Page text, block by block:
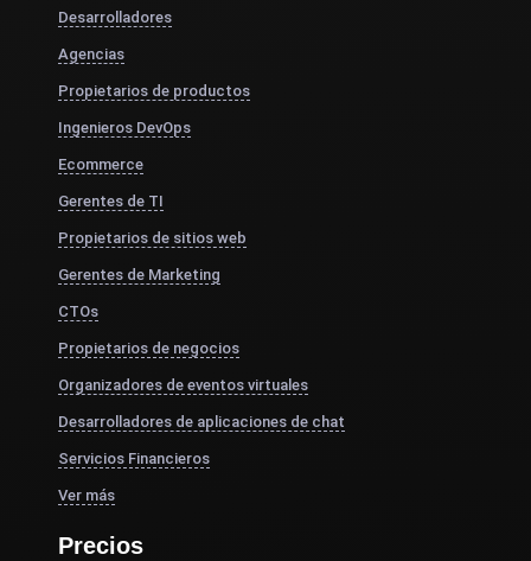
Desarrolladores
Agencias
Propietarios de productos
Ingenieros DevOps
Ecommerce
Gerentes de TI
Propietarios de sitios web
Gerentes de Marketing
CTOs
Propietarios de negocios
Organizadores de eventos virtuales
Desarrolladores de aplicaciones de chat
Servicios Financieros
Ver más
Precios